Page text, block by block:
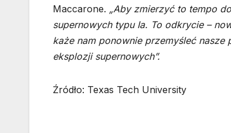
Maccarone. „Aby zmierzyć to tempo
supernowych typu Ia. To odkrycie –
każe nam ponownie przemyśleć
eksplozji supernowych”.
Źródło: Texas Tech University